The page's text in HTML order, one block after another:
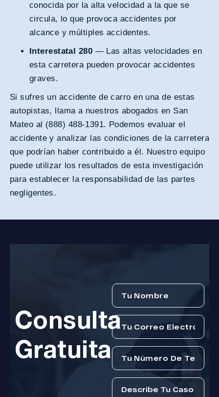
conocida por la alta velocidad a la que se
circula, lo que provoca accidentes por
alcance y múltiples accidentes.
Interestatal 280 — Las altas velocidades en
esta carretera pueden provocar accidentes
graves.
Si sufres un accidente de carro en una de estas
autopistas, llama a nuestros abogados en San
Mateo al (888) 488-1391. Podemos evaluar el
accidente y analizar las condiciones de la carretera
que podrían haber contribuido a él. Nuestro equipo
puede utilizar los resultados de esta investigación
para establecer la responsabilidad de las partes
negligentes.
Consulta
Gratuita